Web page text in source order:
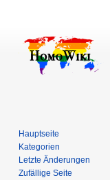
Hauptseite
Kategorien
Letzte Änderungen
Zufällige Seite